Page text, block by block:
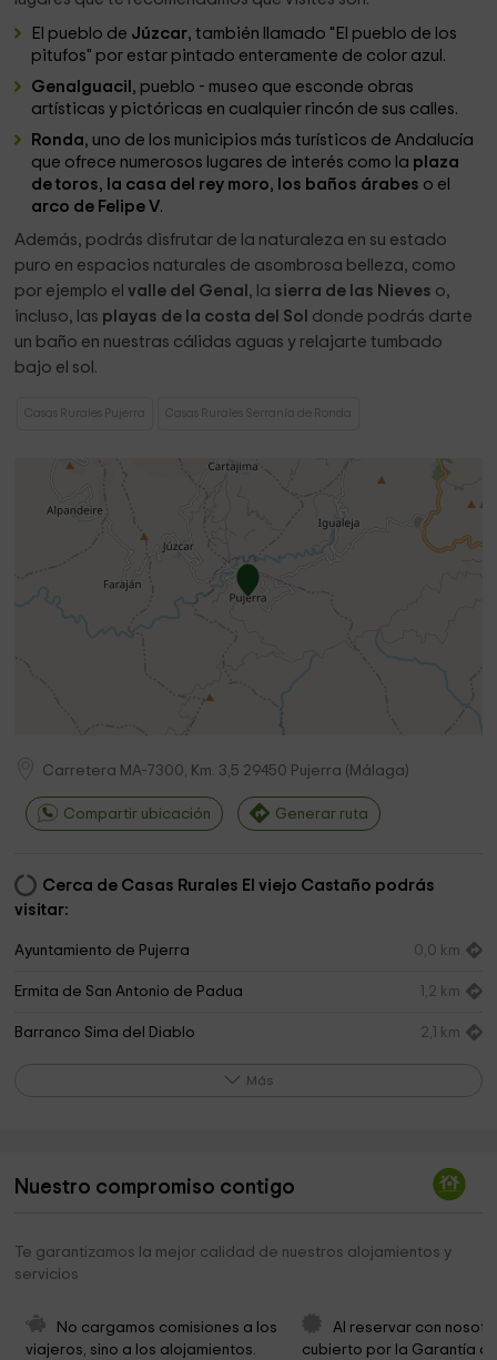
El pueblo de Júzcar, también llamado "El pueblo de los
pitufos" por estar pintado enteramente de color azul.
Genalguacil , pueblo - museo que esconde obras
artísticas y pictóricas en cualquier rincón de sus calles.
Ronda, uno de los municipios más turísticos de Andalucía
que ofrece numerosos lugares de interés como la plaza
de toros, la casa del rey moro, los baños árabes o el
arco de Felipe V.
Además, podrás disfrutar de la naturaleza en su estado
puro en espacios naturales de asombrosa belleza, como
por ejemplo el valle del Genal , la sierra de las Nieves o,
incluso, las playas de la costa del Sol donde podrás darte
un baño en nuestras cálidas aguas y relajarte tumbado
bajo el sol.
Casas Rurales Pujerra Casas Rurales Serranía de Ronda
Carretera MA-7300, Km. 3,5 29450 Pujerra ( Málaga)
Compartir ubicación Generar ruta
Cerca de Casas Rurales El viejo Castaño podrás
visitar:
Ayuntamiento de Pujerra 0,0 km
Ermita de San Antonio de Padua 1,2 km
Barranco Sima del Diablo 2,1 km
Plaza del pueblo 2,4 km
Torre ICONA
El Nicho del Señor de la Misericordia
Más
Nuestro compromiso contigo
Te garantizamos la mejor calidad de nuestros alojamientos y
servicios
No cargamos comisiones a los
viajeros, sino a los alojamientos.
Al reservar con
cubierto por la Garantía